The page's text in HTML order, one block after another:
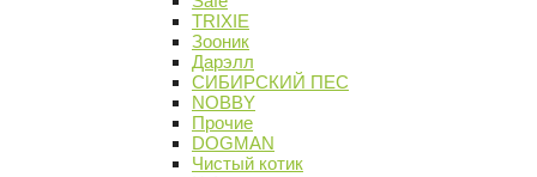
TRIXIE
Зооник
Дарэлл
СИБИРСКИЙ ПЕС
NOBBY
Прочие
DOGMAN
Чистый котик